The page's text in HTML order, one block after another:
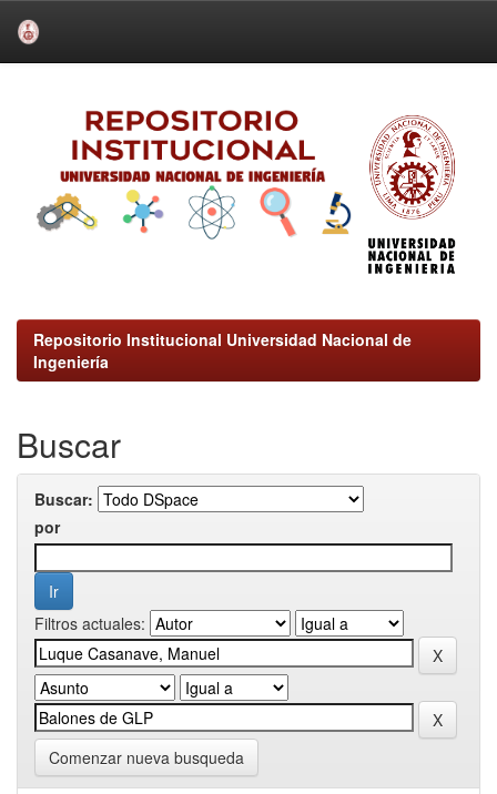
Repositorio Institucional Universidad Nacional de
Ingeniería
Buscar
Buscar:
por
Filtros actuales:
Comenzar nueva busqueda